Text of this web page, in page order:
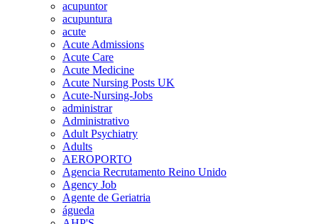
acupuntor
acupuntura
acute
Acute Admissions
Acute Care
Acute Medicine
Acute Nursing Posts UK
Acute-Nursing-Jobs
administrar
Administrativo
Adult Psychiatry
Adults
AEROPORTO
Agencia Recrutamento Reino Unido
Agency Job
Agente de Geriatria
águeda